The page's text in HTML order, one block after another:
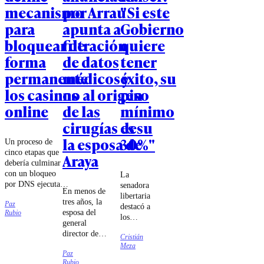
mecanismo
para
bloquear de
forma
permanente
los casinos
online
Un proceso de
cinco etapas que
debería culminar
con un bloqueo
por DNS ejecutado
por las compañías
de
telecomunicaciones
Paz
Rubio
por Arrau
apunta a
filtración
de datos
médicos y
no al origen
de las
cirugías de
la esposa de
Araya
En menos de
tres años, la
esposa del
general
director de
se sometió a
Paz
"Si este
Gobierno
quiere
tener
éxito, su
piso
mínimo
es su
30%"
La
senadora
libertaria
destacó a
los
Jorge
Quiroz e
Cristián
Meza